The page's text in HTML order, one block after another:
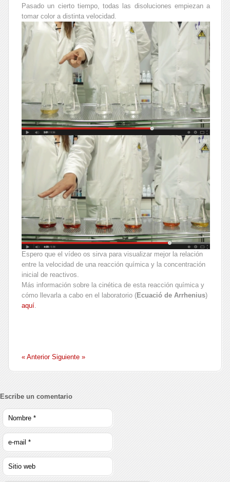
Pasado un cierto tiempo, todas las disoluciones empiezan a
tomar color a distinta velocidad.
Espero que el vídeo os sirva para visualizar mejor la relación
entre la velocidad de una reacción química y la concentración
inicial de reactivos.
Más información sobre la cinética de esta reacción química y
cómo llevarla a cabo en el laboratorio (Ecuació de Arrhenius)
aquí
« Anterior Siguiente »
Escribe un comentario